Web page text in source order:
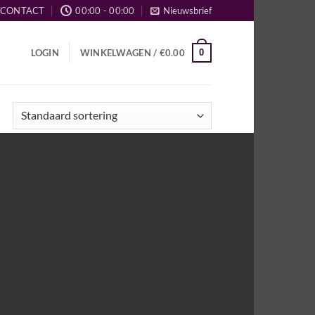
CONTACT 00:00 - 00:00 Nieuwsbrief
LOGIN WINKELWAGEN / €0.00 0